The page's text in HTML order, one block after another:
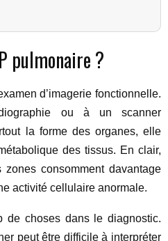
pulmonaire ?
d’imagerie fonctionnelle.
ou à un scanner
la forme des organes, elle
des tissus. En clair,
consomment davantage
activité cellulaire anormale.
de choses dans le diagnostic.
peut être difficile à interpréter